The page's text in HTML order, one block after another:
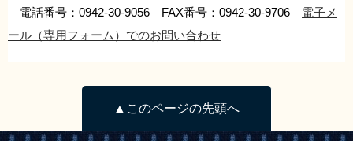
電話番号：0942-30-9056 FAX番号：0942-30-9706 電子メ
ール（専用フォーム）でのお問い合わせ
▲このページの先頭へ